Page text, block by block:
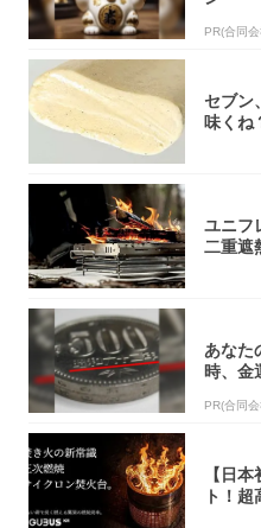
PR(合同
セブン
味くね
ユニフ
二重遮
あなた
時、金
PR(合同
【日
ト！